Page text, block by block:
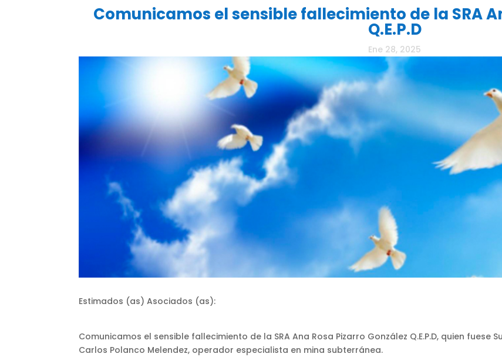
Comunicamos el sensible fallecimiento de la SRA
Q.E.P.D
Ene 28, 2025
Estimados (as) Asociados (as):
Comunicamos el sensible fallecimiento de la SRA Ana Rosa Pizarro González Q.E.P.D, quien fuese
Carlos Polanco Melendez, operador especialista en mina subterránea.